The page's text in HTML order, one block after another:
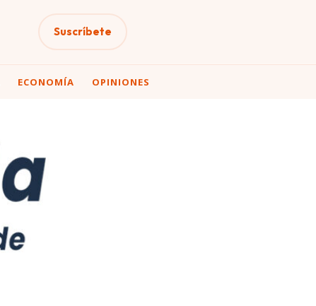
Suscríbete
ECONOMÍA OPINIONES